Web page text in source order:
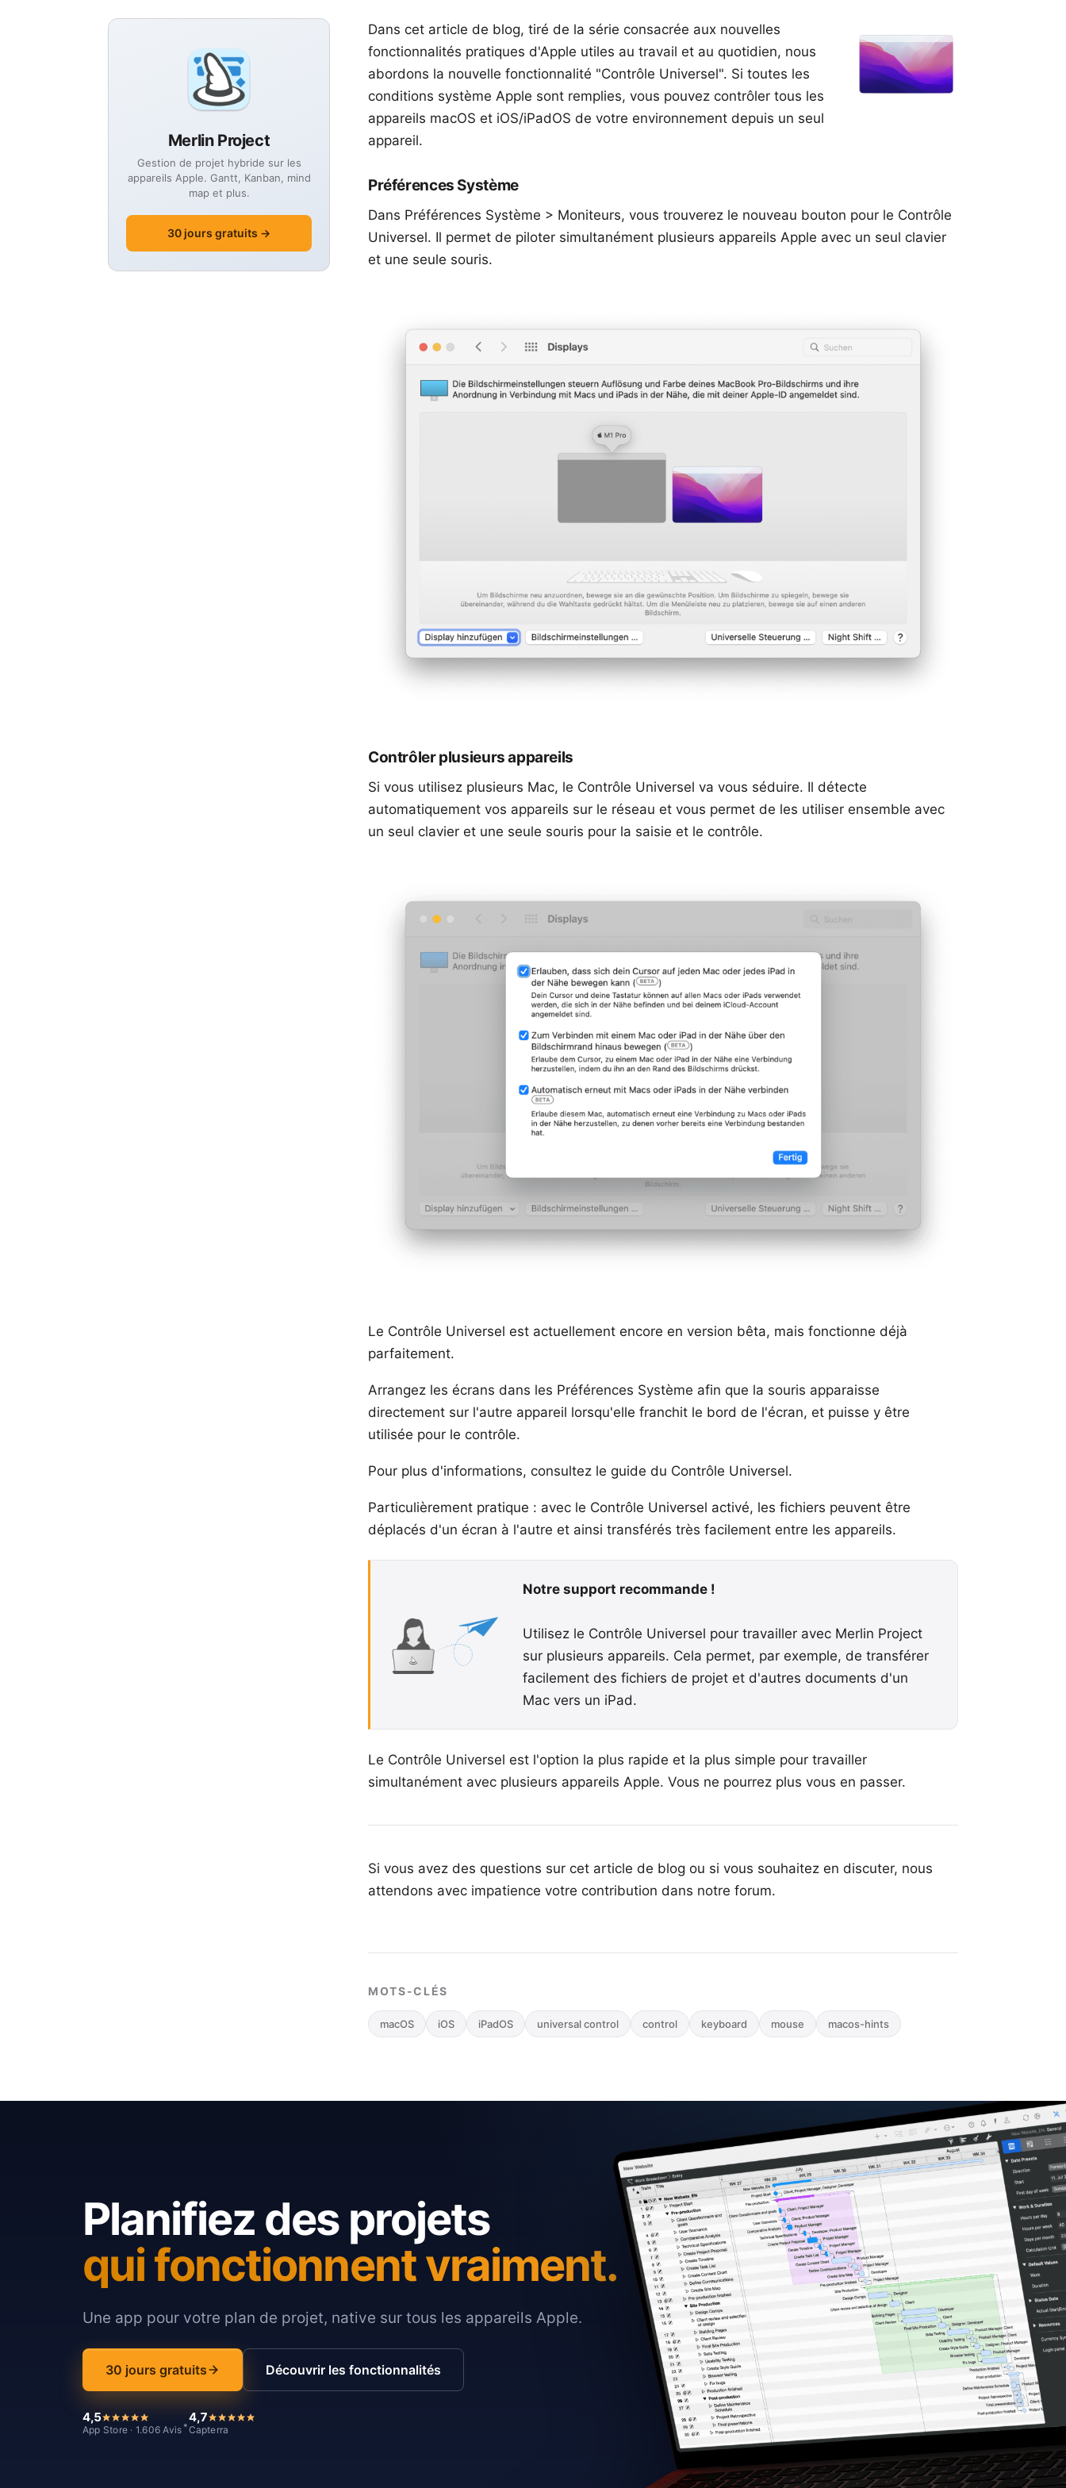
Merlin Project
Gestion de projet hybride sur les
appareils Apple. Gantt, Kanban, mind
map et plus.
30 jours gratuits →
Dans cet article de blog, tiré de la série consacrée aux nouvelles
fonctionnalités pratiques d'Apple utiles au travail et au quotidien, nous
abordons la nouvelle fonctionnalité "Contrôle Universel". Si toutes les
conditions système Apple sont remplies, vous pouvez contrôler tous les
appareils macOS et iOS/iPadOS de votre environnement depuis un seul
appareil.
Préférences Système
Dans Préférences Système > Moniteurs, vous trouverez le nouveau bouton pour le Contrôle
Universel. Il permet de piloter simultanément plusieurs appareils Apple avec un seul clavier
et une seule souris.
Contrôler plusieurs appareils
Si vous utilisez plusieurs Mac, le Contrôle Universel va vous séduire. Il détecte
automatiquement vos appareils sur le réseau et vous permet de les utiliser ensemble avec
un seul clavier et une seule souris pour la saisie et le contrôle.
Le Contrôle Universel est actuellement encore en version bêta, mais fonctionne déjà
parfaitement.
Arrangez les écrans dans les Préférences Système afin que la souris apparaisse
directement sur l'autre appareil lorsqu'elle franchit le bord de l'écran, et puisse y être
utilisée pour le contrôle.
Pour plus d'informations, consultez le guide du Contrôle Universel.
Particulièrement pratique : avec le Contrôle Universel activé, les fichiers peuvent être
déplacés d'un écran à l'autre et ainsi transférés très facilement entre les appareils.
Notre support recommande !
Utilisez le Contrôle Universel pour travailler avec Merlin Project
sur plusieurs appareils. Cela permet, par exemple, de transférer
facilement des fichiers de projet et d'autres documents d'un
Mac vers un iPad.
Le Contrôle Universel est l'option la plus rapide et la plus simple pour travailler
simultanément avec plusieurs appareils Apple. Vous ne pourrez plus vous en passer.
Si vous avez des questions sur cet article de blog ou si vous souhaitez en discuter, nous
attendons avec impatience votre contribution dans notre forum.
MOTS-CLÉS
macOS iOS iPadOS universal control control keyboard mouse macos-hints
Planifiez des projets
qui fonctionnent vraiment.
Une app pour votre plan de projet, native sur tous les appareils Apple.
30 jours gratuits Découvrir les fonctionnalités
4,5
App Store · 1.606 Avis *
4,7
Capterra